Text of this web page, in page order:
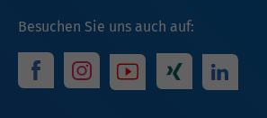
Besuchen Sie uns auch auf: